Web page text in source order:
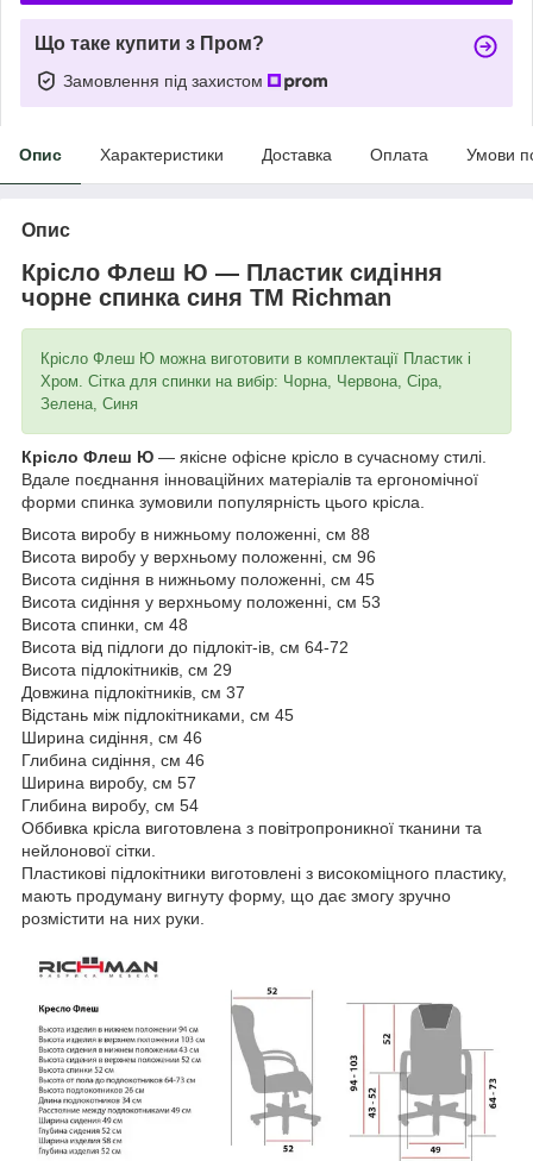
Що таке купити з Пром?
Замовлення під захистом
Опис Характеристики Доставка Оплата Умови
Опис
Крісло Флеш Ю — Пластик сидіння
чорне спинка синя ТМ Richman
Крісло Флеш Ю можна виготовити в комплектації Пластик і
Хром. Сітка для спинки на вибір: Чорна, Червона, Сіра,
Зелена, Синя
Крісло Флеш Ю — якісне офісне крісло в сучасному стилі.
Вдале поєднання інноваційних матеріалів та ергономічної
форми спинка зумовили популярність цього крісла.
Висота виробу в нижньому положенні, см 88
Висота виробу у верхньому положенні, см 96
Висота сидіння в нижньому положенні, см 45
Висота сидіння у верхньому положенні, см 53
Висота спинки, см 48
Висота від підлоги до підлокіт-ів, см 64-72
Висота підлокітників, см 29
Довжина підлокітників, см 37
Відстань між підлокітниками, см 45
Ширина сидіння, см 46
Глибина сидіння, см 46
Ширина виробу, см 57
Глибина виробу, см 54
Оббивка крісла виготовлена з повітропроникної тканини та
нейлонової сітки.
Пластикові підлокітники виготовлені з високоміцного пластику,
мають продуману вигнуту форму, що дає змогу зручно
розмістити на них руки.